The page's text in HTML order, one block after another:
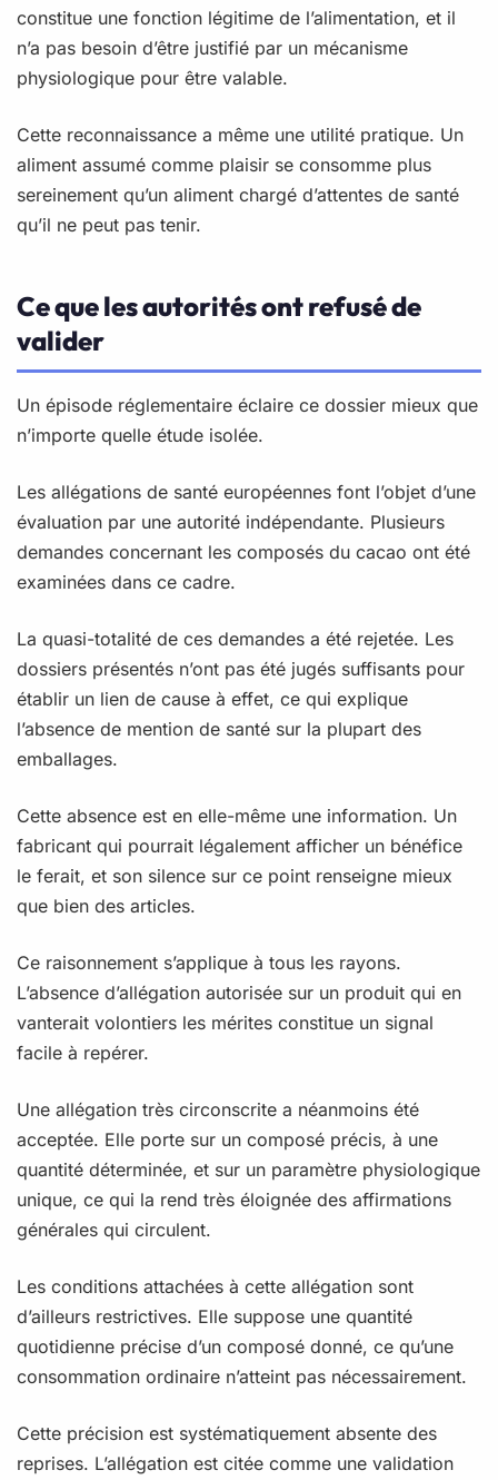
constitue une fonction légitime de l’alimentation, et il
n’a pas besoin d’être justifié par un mécanisme
physiologique pour être valable.
Cette reconnaissance a même une utilité pratique. Un
aliment assumé comme plaisir se consomme plus
sereinement qu’un aliment chargé d’attentes de santé
qu’il ne peut pas tenir.
Ce que les autorités ont refusé de
valider
Un épisode réglementaire éclaire ce dossier mieux que
n’importe quelle étude isolée.
Les allégations de santé européennes font l’objet d’une
évaluation par une autorité indépendante. Plusieurs
demandes concernant les composés du cacao ont été
examinées dans ce cadre.
La quasi-totalité de ces demandes a été rejetée. Les
dossiers présentés n’ont pas été jugés suffisants pour
établir un lien de cause à effet, ce qui explique
l’absence de mention de santé sur la plupart des
emballages.
Cette absence est en elle-même une information. Un
fabricant qui pourrait légalement afficher un bénéfice
le ferait, et son silence sur ce point renseigne mieux
que bien des articles.
Ce raisonnement s’applique à tous les rayons.
L’absence d’allégation autorisée sur un produit qui en
vanterait volontiers les mérites constitue un signal
facile à repérer.
Une allégation très circonscrite a néanmoins été
acceptée. Elle porte sur un composé précis, à une
quantité déterminée, et sur un paramètre physiologique
unique, ce qui la rend très éloignée des affirmations
générales qui circulent.
Les conditions attachées à cette allégation sont
d’ailleurs restrictives. Elle suppose une quantité
quotidienne précise d’un composé donné, ce qu’une
consommation ordinaire n’atteint pas nécessairement.
Cette précision est systématiquement absente des
reprises. L’allégation est citée comme une validation